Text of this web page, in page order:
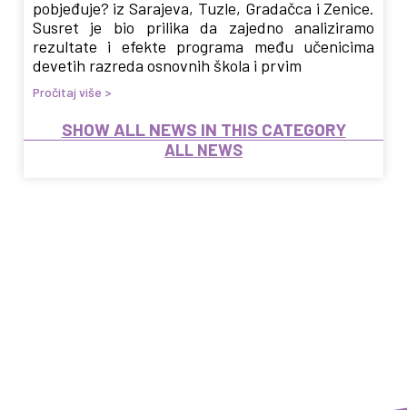
pobjeđuje? iz Sarajeva, Tuzle, Gradačca i Zenice.
Susret je bio prilika da zajedno analiziramo
rezultate i efekte programa među učenicima
devetih razreda osnovnih škola i prvim
Pročitaj više >
SHOW ALL NEWS IN THIS CATEGORY
ALL NEWS